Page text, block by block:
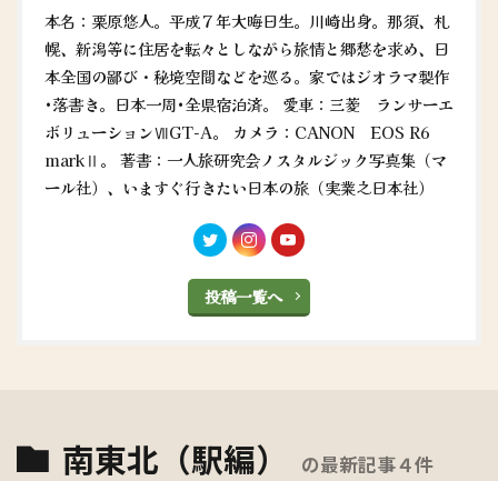
本名：栗原悠人。平成７年大晦日生。川崎出身。那須、札
幌、新潟等に住居を転々としながら旅情と郷愁を求め、日
本全国の鄙び・秘境空間などを巡る。家ではジオラマ製作
•落書き。日本一周•全県宿泊済。 愛車：三菱 ランサーエ
ボリューションⅦGT-A。 カメラ：CANON EOS R6
markⅡ。 著書：一人旅研究会ノスタルジック写真集（マ
ール社）、いますぐ行きたい日本の旅（実業之日本社）
投稿一覧へ
南東北（駅編） の最新記事４件